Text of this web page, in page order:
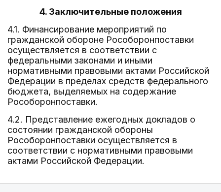
4. Заключительные положения
4.1. Финансирование мероприятий по
гражданской обороне Рособоронпоставки
осуществляется в соответствии с
федеральными законами и иными
нормативными правовыми актами Российской
Федерации в пределах средств федерального
бюджета, выделяемых на содержание
Рособоронпоставки.
4.2. Представление ежегодных докладов о
состоянии гражданской обороны
Рособоронпоставки осуществляется в
соответствии с нормативными правовыми
актами Российской Федерации.